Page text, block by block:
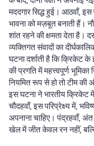
मददगार सिद्ध हुई। आठवाँ,
भावना को मज़बूत बनाती हैं।
शांत रहने की क्षमता देता है।
व्यक्तिगत संवादों का
घटना दर्शाती है कि क्रिकेट
की प्रगति में महत्त्वपूर्ण
नियमित रूप से हो तो टीम की
इस घटना ने भारतीय क्रिकेट
चौदहवाँ, इस परिप्रेक्ष्य में,
अपनाना चाहिए। पंद्रहवाँ,
खेल में जीत केवल रन नहीं,